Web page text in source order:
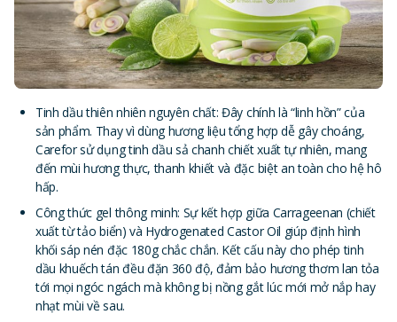
Tinh dầu thiên nhiên nguyên chất: Đây chính là “linh hồn” của
sản phẩm. Thay vì dùng hương liệu tổng hợp dễ gây choáng,
Carefor sử dụng tinh dầu sả chanh chiết xuất tự nhiên, mang
đến mùi hương thực, thanh khiết và đặc biệt an toàn cho hệ hô
hấp.
Công thức gel thông minh: Sự kết hợp giữa Carrageenan (chiết
xuất từ tảo biển) và Hydrogenated Castor Oil giúp định hình
khối sáp nén đặc 180g chắc chắn. Kết cấu này cho phép tinh
dầu khuếch tán đều đặn 360 độ, đảm bảo hương thơm lan tỏa
tới mọi ngóc ngách mà không bị nồng gắt lúc mới mở nắp hay
nhạt mùi về sau.